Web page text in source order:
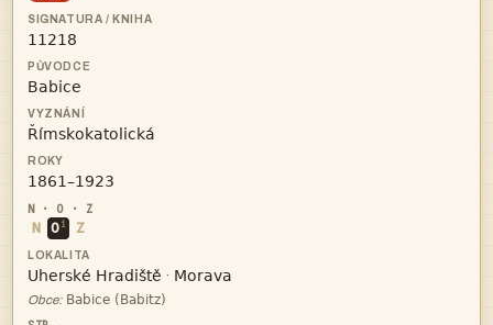




N O i Z
 · 
Obce: 